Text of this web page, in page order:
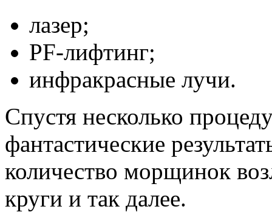
лазер;
PF-лифтинг;
инфракрасные лучи.
Спустя несколько
фантастические
количество морщинок
круги и так далее.